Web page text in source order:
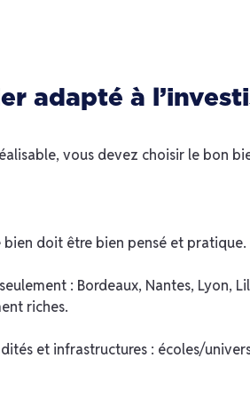
adapté à
vous devez choisir le bon
bien doit être bien pensé et pratique.
: Bordeaux, Nantes, Lyon,
riches.
et infrastructures : écoles/